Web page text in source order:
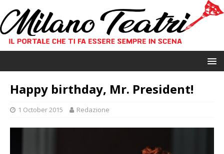
Happy birthday, Mr. President!
1 October 2015 Redazione